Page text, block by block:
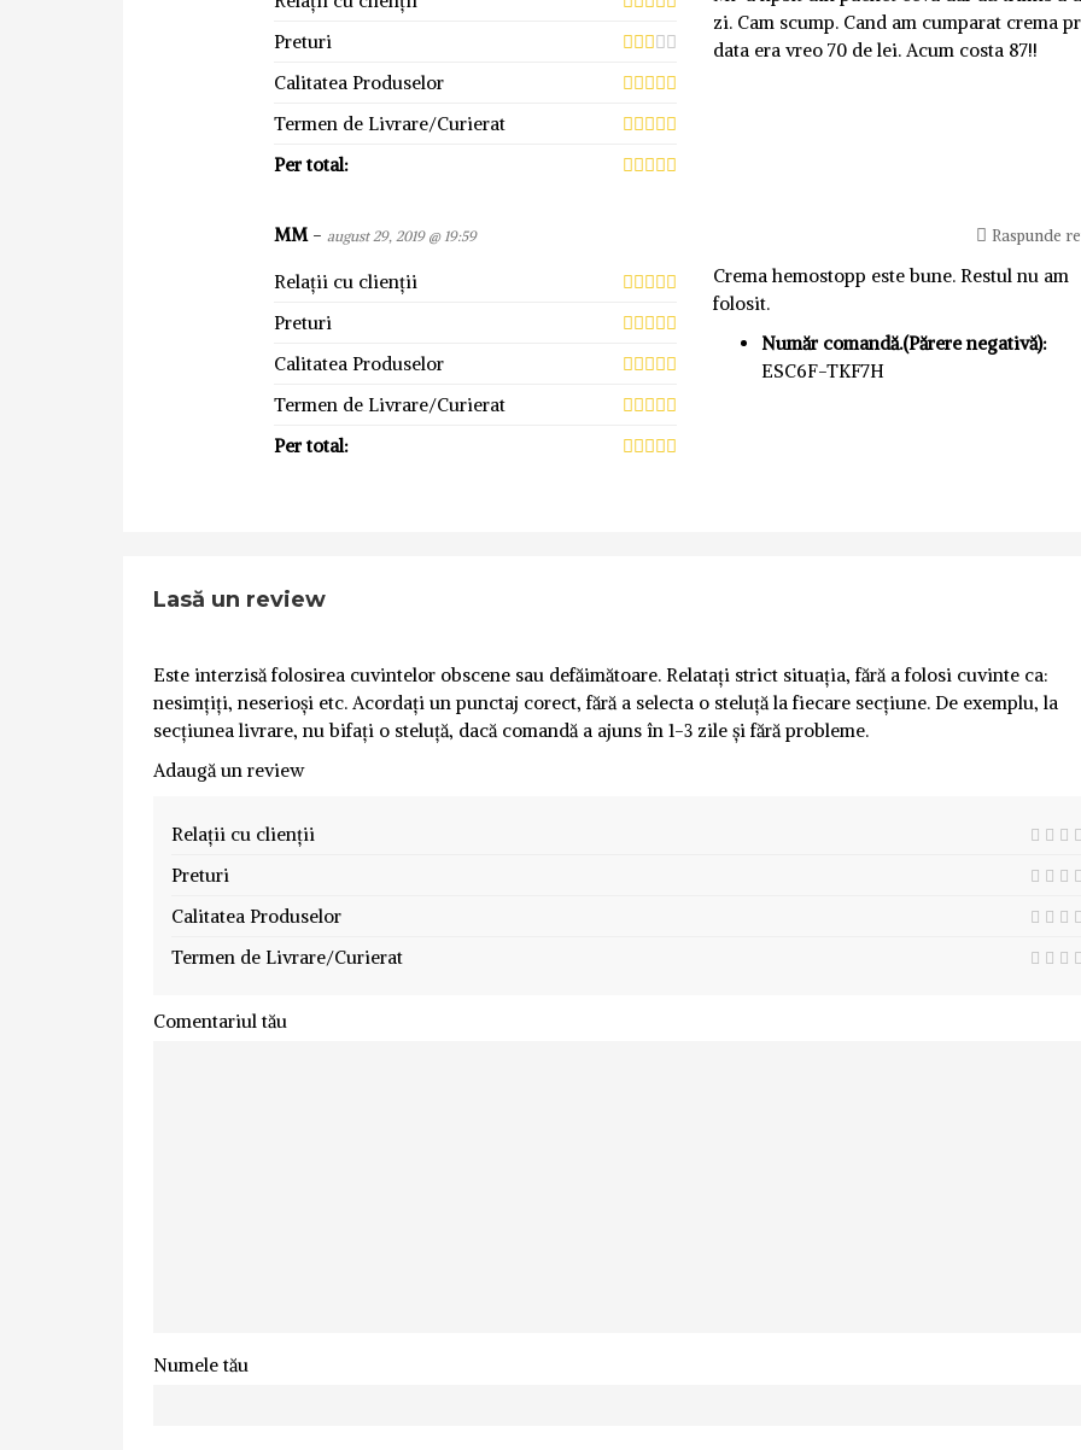
Preturi
Calitatea Produselor
Termen de Livrare/Curierat
Per total:
zi. Cam scump. Cand am cumparat crema
data era vreo 70 de lei. Acum costa 87!!
MM- august 29, 2019 @ 19:59 Raspunde
Relații cu clienții
Preturi
Calitatea Produselor
Termen de Livrare/Curierat
Per total:
Crema hemostopp este bune. Restul nu am
folosit.
Număr comandă.(Părere negativă):
ESC6F-TKF7H
Lasă un review
Este interzisă folosirea cuvintelor obscene sau defăimătoare. Relatați strict situația, fără a folosi cuvinte ca:
nesimțiți, neserioși etc. Acordați un punctaj corect, fără a selecta o steluță la fiecare secțiune. De exemplu, la
secțiunea livrare, nu bifați o steluță, dacă comandă a ajuns în 1-3 zile și fără probleme.
Adaugă un review
Relații cu clienții
Preturi
Calitatea Produselor
Termen de Livrare/Curierat
Comentariul tău
Numele tău